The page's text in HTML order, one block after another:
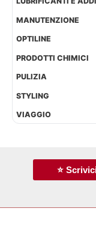
MANUTENZIONE
OPTILINE
PRODOTTI CHIMICI
PULIZIA
STYLING
VIAGGIO
⭐